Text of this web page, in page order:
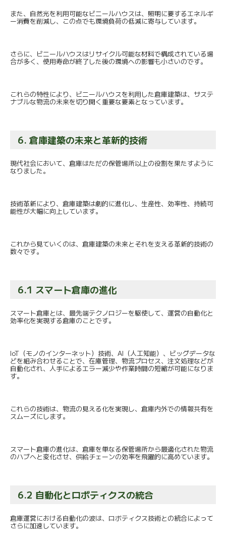
また、自然光を利用可能なビニールハウスは、 照明に要するエネルギ
ー消費を削減し、 この点でも環境負荷の低減に寄与しています。
さらに、 ビニールハウスはリサイクル可能な材料で構成されている場
合が多く、使用寿命が終了した後の環境への影響も小さいのです。
これらの特性により、ビニールハウスを利用した倉庫建築は、 サステ
ナブルな物流の未来を切り開く重要な要素となっています。
6. 倉庫建築の未来と革新的技術
現代社会において、 倉庫はただの保管場所以上の役割を果たすように
なりました。
技術革新により、倉庫建築は劇的に進化し、生産性、効率性、 持続可
能性が大幅に向上しています。
これから見ていくのは、 倉庫建築の未来とそれを支える革新的技術の
数々です。
6.1 スマート倉庫の進化
スマート倉庫とは、最先端テクノロジーを駆使して、 運営の自動化と
効率化を実現する倉庫のことです。
IoT（モノのインターネット）技術、AI（人工知能）、 ビッグデータな
どを組み合わせることで、在庫管理、 物流プロセス、注文処理などが
自動化され、 人手によるエラー減少や作業時間の短縮が可能になりま
す。
これらの技術は、物流の見える化を実現し、 倉庫内外での情報共有を
スムーズにします。
スマート倉庫の進化は、 倉庫を単なる保管場所から最適化された物流
のハブへと変化させ、 供給チェーンの効率を飛躍的に高めています。
6.2 自動化とロボティクスの統合
倉庫運営における自動化の波は、 ロボティクス技術との統合によって
さらに加速しています。